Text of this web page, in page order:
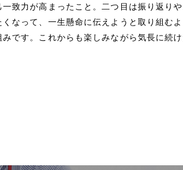
致力が高まったこと。二つ目は振り返り
なって、一生懸命に伝えようと取り組む
です。これからも楽しみながら気長に続け